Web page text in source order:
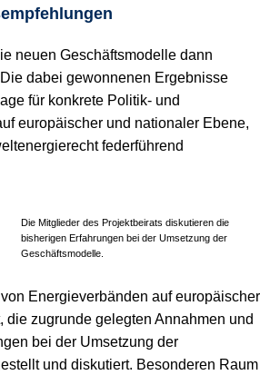
neuen Geschäftsmodelle dann
dabei gewonnenen Ergebnisse
für konkrete Politik- und
europäischer und nationaler Ebene,
federführend
Die Mitglieder des Projektbeirats diskutieren die
bisherigen Erfahrungen bei der Umsetzung der
Geschäftsmodelle.
Energieverbänden auf europäischer
die zugrunde gelegten Annahmen und
bei der Umsetzung der
und diskutiert. Besonderen Raum